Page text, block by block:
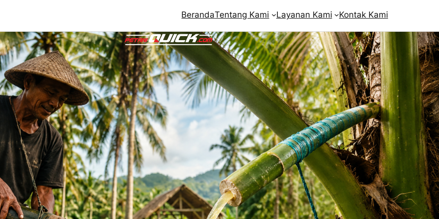
BerandaTentang Kami Layanan Kami Kontak Kami